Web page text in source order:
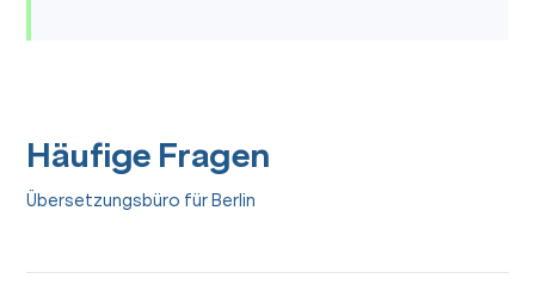
Häufige Fragen
Übersetzungsbüro für Berlin